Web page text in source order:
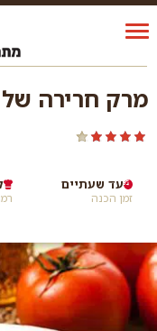
מרק חרירה
זמן הכנה
עד שעתיים